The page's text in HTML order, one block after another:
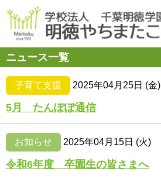
ニュース一覧
子育て支援 2025年04月25日 (金)
5月 たんぽぽ通信
お知らせ 2025年04月15日 (火)
令和6年度 卒園生の皆さまへ